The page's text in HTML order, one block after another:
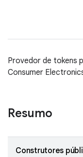
Provedor de tokens
Consumer
Resumo
Construtores